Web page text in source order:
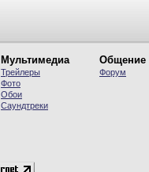
Мультимедиа
Трейлеры
Фото
Обои
Саундтреки
Общение
Форум